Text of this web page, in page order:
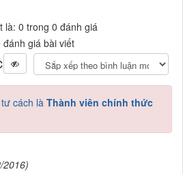
là: 0 trong 0 đánh giá
đánh giá bài viết
cách là Thành viên chính thức
2016)